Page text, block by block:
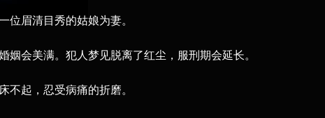
眉清目秀的姑娘为妻。
会美满。犯人梦见脱离了红尘，服刑期会延长。
起，忍受病痛的折磨。